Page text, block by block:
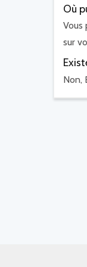
Où
Vous
sur
Non,